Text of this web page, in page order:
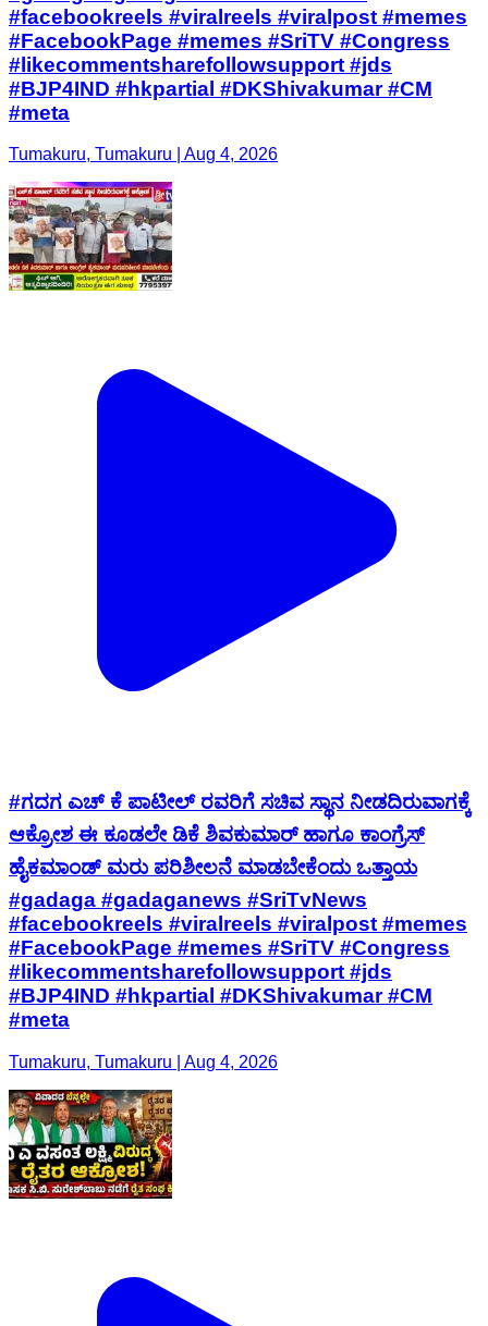
#facebookreels #viralreels #viralpost #memes
#FacebookPage #memes #SriTV #Congress
#likecommentsharefollowsupport #jds
#BJP4IND #hkpartial #DKShivakumar #CM
#meta
Tumakuru, Tumakuru | Aug 4, 2026
#ಗದಗ ಎಚ್ ಕೆ ಪಾಟೀಲ್ ರವರಿಗೆ ಸಚಿವ ಸ್ಥಾನ ನೀಡದಿರುವಾಗಕ್ಕೆ
ಆಕ್ರೋಶ ಈ ಕೂಡಲೇ ಡಿಕೆ ಶಿವಕುಮಾರ್ ಹಾಗೂ ಕಾಂಗ್ರೆಸ್
ಹೈಕಮಾಂಡ್ ಮರು ಪರಿಶೀಲನೆ ಮಾಡಬೇಕೆಂದು ಒತ್ತಾಯ
#gadaga #gadaganews #SriTvNews
#facebookreels #viralreels #viralpost #memes
#FacebookPage #memes #SriTV #Congress
#likecommentsharefollowsupport #jds
#BJP4IND #hkpartial #DKShivakumar #CM
#meta
Tumakuru, Tumakuru | Aug 4, 2026